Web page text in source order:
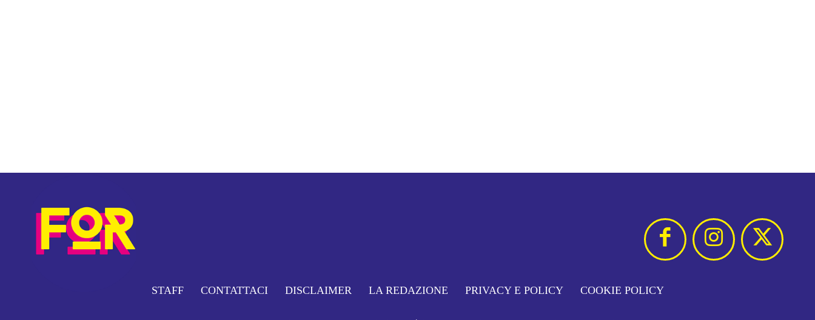
STAFF CONTATTACI DISCLAIMER LA REDAZIONE PRIVACY E POLICY COOKIE POLICY